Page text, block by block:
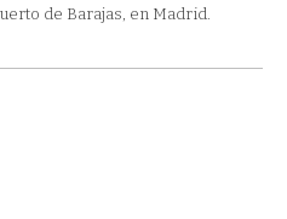
de Barajas, en Madrid.